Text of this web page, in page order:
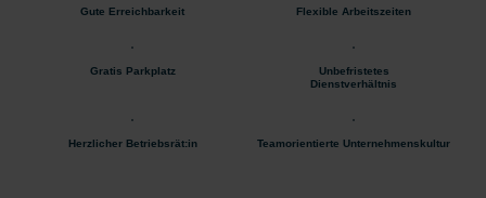
Gute Erreichbarkeit Flexible Arbeitszeiten
Gratis Parkplatz
Unbefristetes
Dienstverhältnis
Herzlicher Betriebsrät:in Teamorientierte Unternehmenskultur